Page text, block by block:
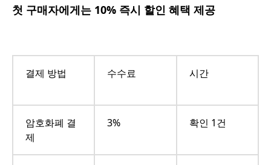
첫 구매자에게는 10% 즉시 할인 혜택 제공
결제 방법 수수료 시간
암호화폐 결
제
3% 확인 1건